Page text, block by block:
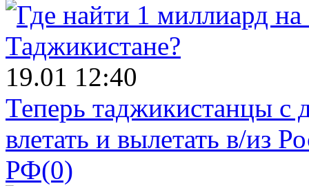
19.01 12:40
Теперь таджикистанцы с
влетать и вылетать в/из
РФ(0)